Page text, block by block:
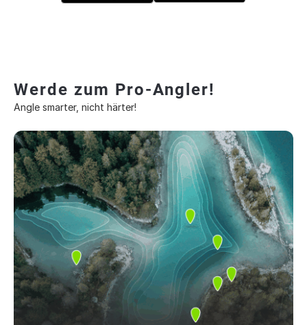
Werde zum Pro-Angler!
Angle smarter, nicht härter!